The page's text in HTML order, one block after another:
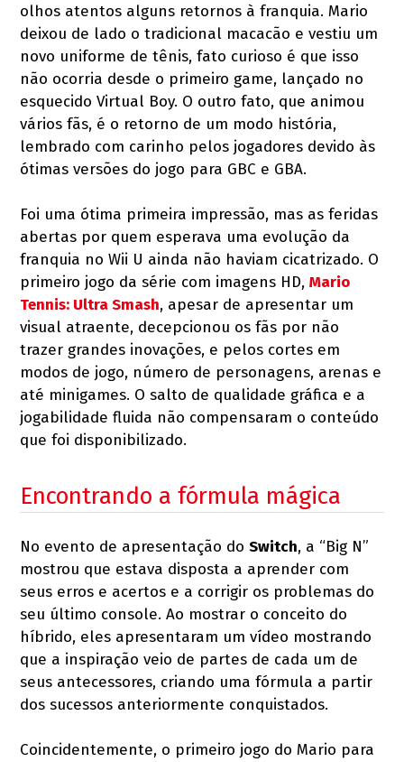
olhos atentos alguns retornos à franquia. Mario
deixou de lado o tradicional macacão e vestiu um
novo uniforme de tênis, fato curioso é que isso
não ocorria desde o primeiro game, lançado no
esquecido Virtual Boy. O outro fato, que animou
vários fãs, é o retorno de um modo história,
lembrado com carinho pelos jogadores devido às
ótimas versões do jogo para GBC e GBA.
Foi uma ótima primeira impressão, mas as feridas
abertas por quem esperava uma evolução da
franquia no Wii U ainda não haviam cicatrizado. O
primeiro jogo da série com imagens HD,Mario
Tennis: Ultra Smash, apesar de apresentar um
visual atraente, decepcionou os fãs por não
trazer grandes inovações, e pelos cortes em
modos de jogo, número de personagens, arenas e
até minigames. O salto de qualidade gráfica e a
jogabilidade fluida não compensaram o conteúdo
que foi disponibilizado.
Encontrando a fórmula mágica
No evento de apresentação doSwitch, a “Big N”
mostrou que estava disposta a aprender com
seus erros e acertos e a corrigir os problemas do
seu último console. Ao mostrar o conceito do
híbrido, eles apresentaram um vídeo mostrando
que a inspiração veio de partes de cada um de
seus antecessores, criando uma fórmula a partir
dos sucessos anteriormente conquistados.
Coincidentemente, o primeiro jogo do Mario para